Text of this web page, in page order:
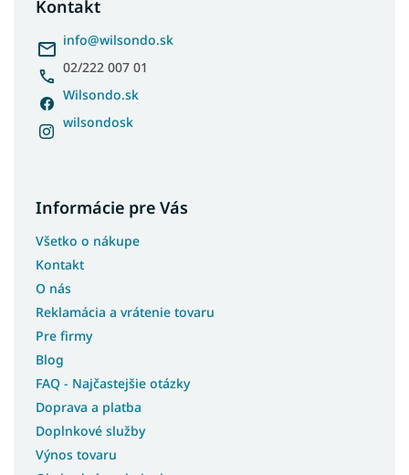
Kontakt
info@wilsondo.sk
02/222 007 01
Wilsondo.sk
wilsondosk
Informácie pre Vás
Všetko o nákupe
Kontakt
O nás
Reklamácia a vrátenie tovaru
Pre firmy
Blog
FAQ - Najčastejšie otázky
Doprava a platba
Doplnkové služby
Výnos tovaru